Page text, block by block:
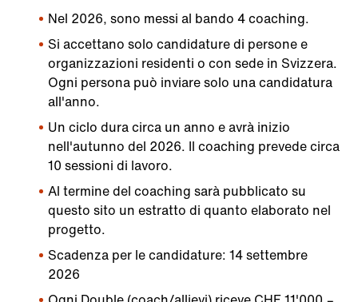
Nel 2026, sono messi al bando 4 coaching.
Si accettano solo candidature di persone e
organizzazioni residenti o con sede in Svizzera.
Ogni persona può inviare solo una candidatura
all'anno.
Un ciclo dura circa un anno e avrà inizio
nell'autunno del 2026. Il coaching prevede circa
10 sessioni di lavoro.
Al termine del coaching sarà pubblicato su
questo sito un estratto di quanto elaborato nel
progetto.
Scadenza per le candidature: 14 settembre
2026